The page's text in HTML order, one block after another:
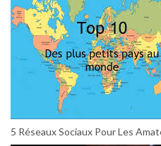
5 Réseaux Sociaux Pour Les